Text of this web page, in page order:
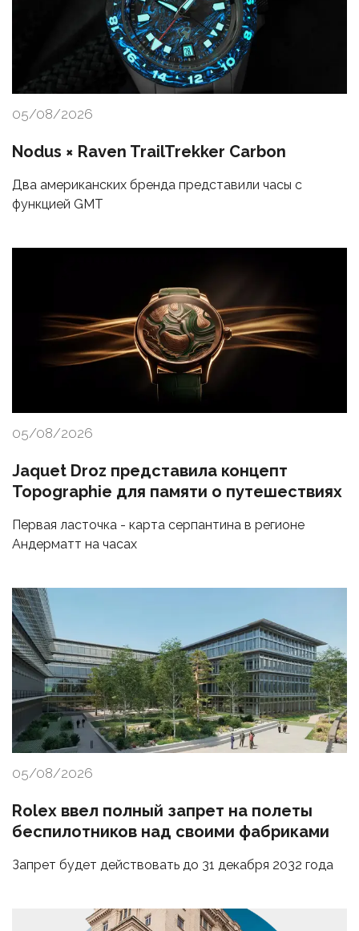
05/08/2026
Nodus × Raven TrailTrekker Carbon
Два американских бренда представили часы с
функцией GMT
05/08/2026
Jaquet Droz представила концепт
Topographie для памяти о путешествиях
Первая ласточка - карта серпантина в регионе
Андерматт на часах
05/08/2026
Rolex ввел полный запрет на полеты
беспилотников над своими фабриками
Запрет будет действовать до 31 декабря 2032 года